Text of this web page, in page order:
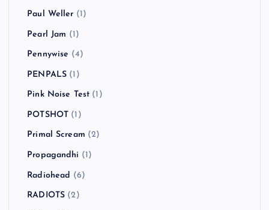
Paul Weller (1)
Pearl Jam (1)
Pennywise (4)
PENPALS (1)
Pink Noise Test (1)
POTSHOT (1)
Primal Scream (2)
Propagandhi (1)
Radiohead (6)
RADIOTS (2)